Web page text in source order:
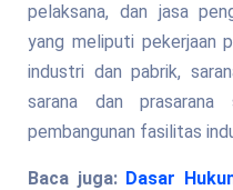
pelaksana, dan jasa
yang meliputi pekerjaan
industri dan pabrik,
sarana dan
pembangunan fasilitas
Baca juga: Dasar